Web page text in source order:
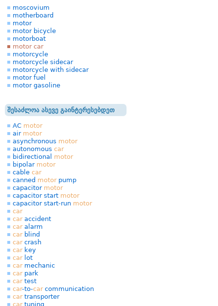
moscovium
motherboard
motor
motor bicycle
motorboat
motor car
motorcycle
motorcycle sidecar
motorcycle with sidecar
motor fuel
motor gasoline
შესაძლოა ასევე გაინტერესებდეთ
AC motor
air motor
asynchronous motor
autonomous car
bidirectional motor
bipolar motor
cable car
canned motorpump
capacitor motor
capacitor start motor
capacitor start-run motor
car
caraccident
caralarm
carblind
carcrash
carkey
carlot
carmechanic
carpark
cartest
car-to-carcommunication
cartransporter
cartuning